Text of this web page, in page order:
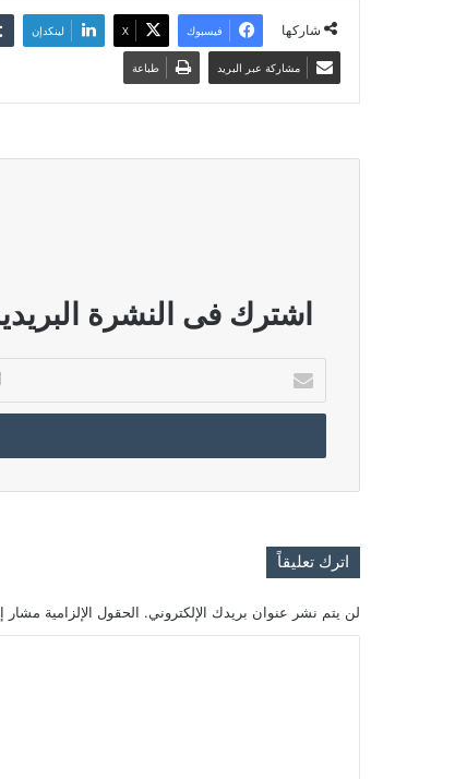
شاركها فيسبوك ‫X لينكدإن
مشاركة عبر البريد طباعة
اشترك فى النشرة
بريدك
الإلكتروني
اترك تعليقاً
لن يتم نشر عنوان بريدك الإلكتروني. الحقول الإلزامية مشار